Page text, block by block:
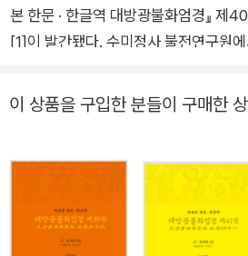
끝으로 『독송본 한문 · 한글역 대방광불화
방광불화엄경』의 출간에 부쳐 해주 스님
의 원력으로 80권 전권을 발간하여 『화엄
화엄법계의 해탈장엄에 동참할 수 있기를
본 한문 · 한글역 대방광불화엄경』 제
[1]이 발간됐다. 수미정사 불전연구원에서 자체적으로 제작해 출·
반 대중들에게도 소개하여 생사에 자재
40권에서는 제7회 십정품 법문이 보광
이 상품을 구입한 분들이 구매한